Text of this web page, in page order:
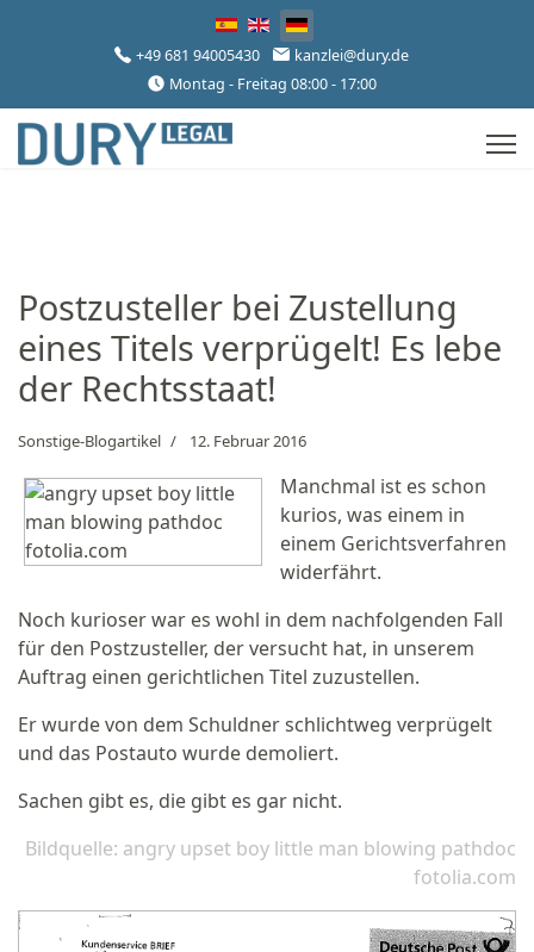
Sprache auswählen
+49 681 94005430
kanzlei@dury.de
Montag - Freitag 08:00 - 17:00
Postzusteller bei Zustellung
eines Titels verprügelt! Es lebe
der Rechtsstaat!
Sonstige-Blogartikel 12. Februar 2016
Manchmal ist es schon
kurios, was einem in
einem Gerichtsverfahren
widerfährt.
Noch kurioser war es wohl in dem nachfolgenden Fall
für den Postzusteller, der versucht hat, in unserem
Auftrag einen gerichtlichen Titel zuzustellen.
Er wurde von dem Schuldner schlichtweg verprügelt
und das Postauto wurde demoliert.
Sachen gibt es, die gibt es gar nicht.
Bildquelle: angry upset boy little man blowing pathdoc
fotolia.com